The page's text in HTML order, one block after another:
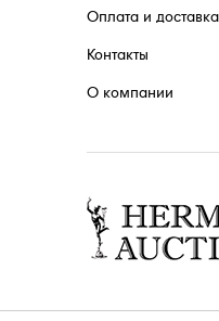
Оплата и доставка
Контакты
О компании